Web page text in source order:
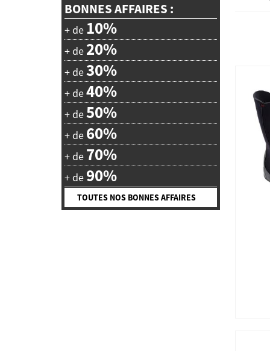
BONNES AFFAIRES :
+ de 10%
+ de 20%
+ de30%
+ de40%
+ de50%
+ de 60%
+ de 70%
+ de 90%
TOUTES NOS BONNES AFFAIRES